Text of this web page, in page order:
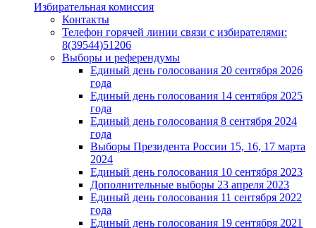
Избирательная комиссия
Контакты
Телефон горячей линии связи с избирателями:
8(39544)51206
Выборы и референдумы
Единый день голосования 20 сентября 2026
года
Единый день голосования 14 сентября 2025
года
Единый день голосования 8 сентября 2024
года
Выборы Президента России 15, 16, 17 марта
2024
Единый день голосования 10 сентября 2023
Дополнительные выборы 23 апреля 2023
Единый день голосования 11 сентября 2022
года
Единый день голосования 19 сентября 2021